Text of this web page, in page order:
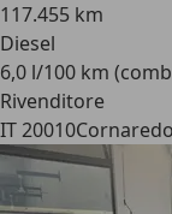
117.455 km
Diesel
6,0 l/100 km
Rivenditore
IT 20010